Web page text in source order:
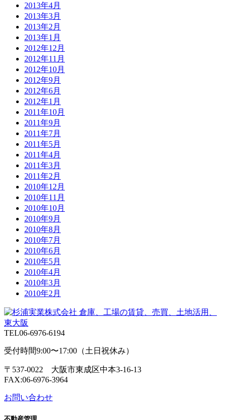
2013年4月
2013年3月
2013年2月
2013年1月
2012年12月
2012年11月
2012年10月
2012年9月
2012年6月
2012年1月
2011年10月
2011年9月
2011年7月
2011年5月
2011年4月
2011年3月
2011年2月
2010年12月
2010年11月
2010年10月
2010年9月
2010年8月
2010年7月
2010年6月
2010年5月
2010年4月
2010年3月
2010年2月
TEL06-6976-6194
受付時間9:00〜17:00（土日祝休み）
〒537-0022 大阪市東成区中本3-16-13
FAX:06-6976-3964
お問い合わせ